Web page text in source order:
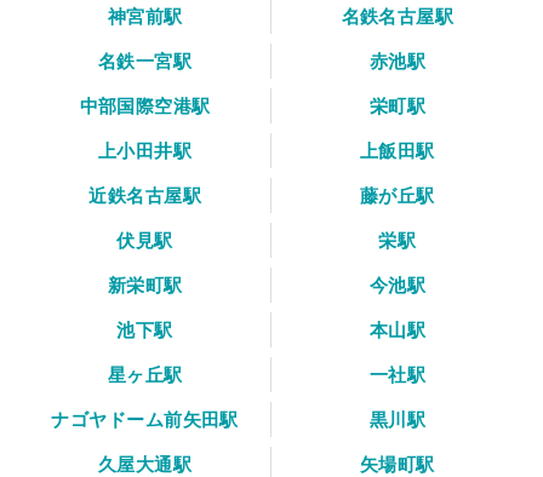
神宮前駅
名鉄名古屋駅
名鉄一宮駅
赤池駅
中部国際空港駅
栄町駅
上小田井駅
上飯田駅
近鉄名古屋駅
藤が丘駅
伏見駅
栄駅
新栄町駅
今池駅
池下駅
本山駅
星ヶ丘駅
一社駅
ナゴヤドーム前矢田駅
黒川駅
久屋大通駅
矢場町駅